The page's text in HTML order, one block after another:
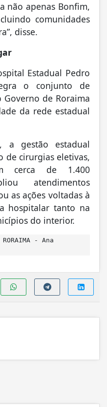
não apenas Bonfim,
comunidades
disse.
Estadual Pedro
o conjunto de
de Roraima
da rede estadual
a gestão estadual
de cirurgias eletivas,
cerca de 1.400
atendimentos
as ações voltadas à
hospitalar tanto na
do interior.
RORAIMA - Ana